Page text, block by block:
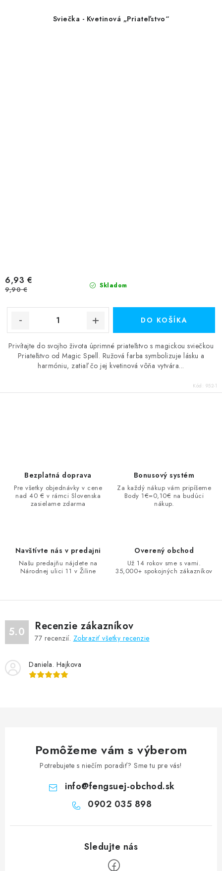
Sviečka - Kvetinová „Priateľstvo“
Skladom
6,93 €
9,90 €
DO KOŠÍKA
Privítajte do svojho života úprimné priateľstvo s magickou sviečkou
Priateľstvo od Magic Spell. Ružová farba symbolizuje lásku a
harmóniu, zatiaľ čo jej kvetinová vôňa vytvára...
Kód: 952-1
v
p
i
u
Bezplatná doprava
Pre všetky objednávky v cene
nad 40 € v rámci Slovenska
zasielame zdarma
Bonusový systém
Za každý nákup vám pripíšeme
Body 1€=0,10€ na budúci
nákup.
Navštívte nás v predajni
Našu predajňu nájdete na
Národnej ulici 11 v Žiline
Overený obchod
Už 14 rokov sme s vami.
35,000+ spokojných zákazníkov
5.0 Recenzie zákazníkov
77 recenzií. Zobraziť všetky recenzie
Daniela. Hajkova
Pomôžeme vám s výberom
Potrebujete s niečím poradiť? Sme tu pre vás!
info@fengsuej-obchod.sk
0902 035 898